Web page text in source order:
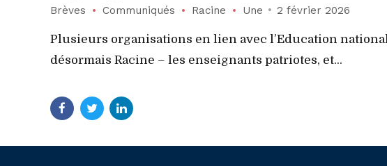
Brèves Communiqués Racine Une 2 février 2026
Plusieurs organisations en lien avec l’Education
désormais Racine – les enseignants patriotes, et...